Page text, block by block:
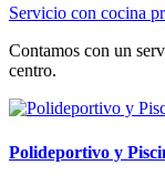
Servicio con cocina
Contamos con un
centro.
Polideportivo y